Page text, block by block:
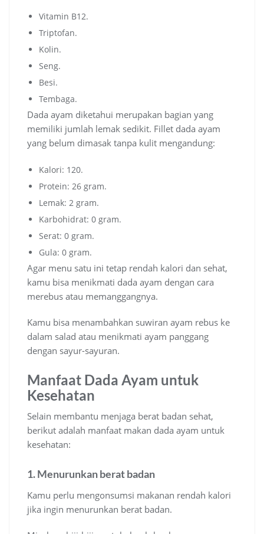
Vitamin B12.
Triptofan.
Kolin.
Seng.
Besi.
Tembaga.
Dada ayam diketahui merupakan bagian yang
memiliki jumlah lemak sedikit. Fillet dada ayam
yang belum dimasak tanpa kulit mengandung:
Kalori: 120.
Protein: 26 gram.
Lemak: 2 gram.
Karbohidrat: 0 gram.
Serat: 0 gram.
Gula: 0 gram.
Agar menu satu ini tetap rendah kalori dan sehat,
kamu bisa menikmati dada ayam dengan cara
merebus atau memanggangnya.
Kamu bisa menambahkan suwiran ayam rebus ke
dalam salad atau menikmati ayam panggang
dengan sayur-sayuran.
Manfaat Dada Ayam untuk
Kesehatan
Selain membantu menjaga berat badan sehat,
berikut adalah manfaat makan dada ayam untuk
kesehatan:
1. Menurunkan berat badan
Kamu perlu mengonsumsi makanan rendah kalori
jika ingin menurunkan berat badan.